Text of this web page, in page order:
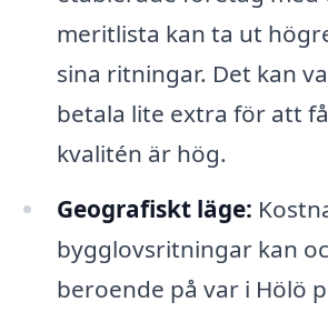
meritlista kan ta ut
sina ritningar. Det kan
betala lite extra för att
kvalitén är hög.
Geografiskt läge:
bygglovsritningar kan
beroende på var i Hölö